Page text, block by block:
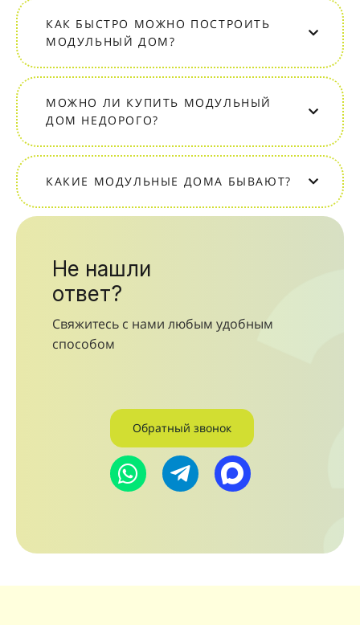
КАК БЫСТРО МОЖНО ПОСТРОИТЬ
МОДУЛЬНЫЙ ДОМ?
МОЖНО ЛИ КУПИТЬ МОДУЛЬНЫЙ
ДОМ НЕДОРОГО?
КАКИЕ МОДУЛЬНЫЕ ДОМА БЫВАЮТ?
Не нашли
ответ?
Свяжитесь с нами любым удобным
способом
Обратный звонок